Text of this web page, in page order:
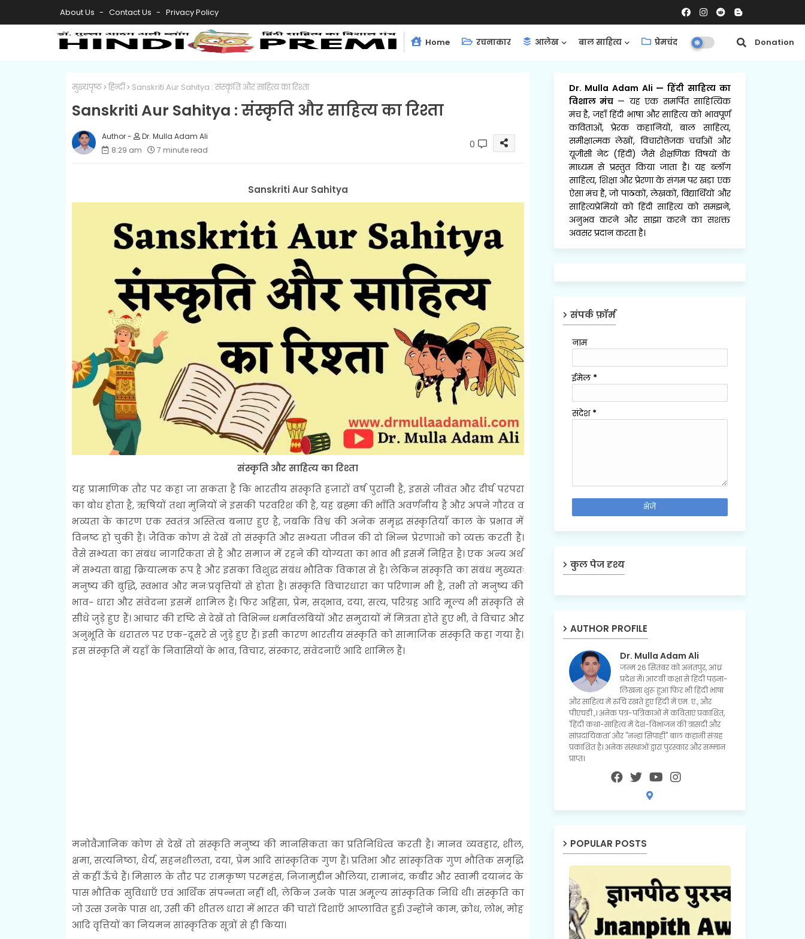
About Us Contact Us Privacy Policy
Home रचनाकार आलेख बाल साहित्य प्रेमचंद समीक्षाएँ Donation
मुख्यपृष्ठ हिन्दी Sanskriti Aur Sahitya : संस्कृति और साहित्य का रिश्ता
Sanskriti Aur Sahitya : संस्कृति और साहित्य का रिश्ता
Dr. Mulla Adam Ali
8:29 am
7 minute read 0
Sanskriti Aur Sahitya
संस्कृति और साहित्य का रिश्ता
यह प्रामाणिक तौर पर कहा जा सकता है कि भारतीय संस्कृति हज़ारों वर्ष पुरानी है, इससे जीवंत और दीर्घ परंपरा
का बोध होता है, ऋषियों तथा मुनियों ने इसकी परवरिश की है, यह ब्रह्मा की भाँति अवर्णनीय है और अपने गौरव व
भव्यता के कारण एक स्वतंत्र अस्तित्व बनाए हुए है, जबकि विश्व की अनेक समृद्ध संस्कृतियाँ काल के प्रभाव में
विनष्ट हो चुकी हैं। जैविक कोण से देखें तो संस्कृति और सभ्यता जीवन की दो भिन्न प्रेरणाओं को व्यक्त करती हैं।
वैसे सभ्यता का संबंध नागरिकता से है और समाज में रहने की योग्यता का भाव भी इसमें निहित है। एक अन्य अर्थ
में सभ्यता बाह्य क्रियात्मक रूप है और इसका विशुद्ध संबंध भौतिक विकास से है। लेकिन संस्कृति का संबंध मुख्यतः
मनुष्य की बुद्धि, स्वभाव और मनःप्रवृत्तियों से होता है। संस्कृति विचारधारा का परिणाम भी है, तभी तो मनुष्य की
भाव- धारा और संवेदना इसमें शामिल हैं। फिर अहिंसा, प्रेम, सद्भाव, दया, सत्य, परिग्रह आदि मूल्य भी संस्कृति से
सीधे जुड़े हुए हैं। आचार की दृष्टि से देखें तो विभिन्न धर्मावलंबियों और समुदायों में मित्रता होते हुए भी, वे विचार और
अनुभूति के धरातल पर एक-दूसरे से जुड़े हुए हैं। इसी कारण भारतीय संस्कृति को सामाजिक संस्कृति कहा गया है।
इस संस्कृति में यहाँ के निवासियों के भाव, विचार, संस्कार, संवेदनाएँ आदि शामिल हैं।
मनोवैज्ञानिक कोण से देखें तो संस्कृति मनुष्य की मानसिकता का प्रतिनिधित्व करती है। मानव व्यवहार, शील,
क्षमा, सत्यनिष्ठा, धैर्य, सहनशीलता, दया, प्रेम आदि सांस्कृतिक गुण हैं। प्रतिभा और सांस्कृतिक गुण भौतिक समृद्धि
से कहीं ऊँचे हैं। मिसाल के तौर पर रामकृष्ण परमहंस, निजामुद्दीन औलिया, रामानंद, कबीर और स्वामी दयानंद के
पास भौतिक सुविधाएँ एवं आर्थिक संपन्नता नहीं थी, लेकिन उनके पास अमूल्य सांस्कृतिक निधि थी। संस्कृति का
जो उत्स उनके पास था, उसी की शीतल धारा में भारत की चारों दिशाएँ आप्लावित हुई। उन्होंने काम, क्रोध, लोभ, मोह
आदि वृत्तियों का नियमन सांस्कृतिक सूत्रों से ही किया।
Dr. Mulla Adam Ali —हिंदी साहित्य का
विशाल मंच — यह एक समर्पित साहित्यिक
मंच है, जहाँ हिंदी भाषा और साहित्य को भावपूर्ण
कविताओं, प्रेरक कहानियों, बाल साहित्य,
समीक्षात्मक लेखों, विचारोत्तेजक चर्चाओं और
यूजीसी नेट (हिंदी) जैसे शैक्षणिक विषयों के
माध्यम से प्रस्तुत किया जाता है। यह ब्लॉग
साहित्य, शिक्षा और प्रेरणा के संगम पर खड़ा एक
ऐसा मंच है, जो पाठकों, लेखकों, विद्यार्थियों और
साहित्यप्रेमियों को हिंदी साहित्य को समझने,
अनुभव करने और साझा करने का सशक्त
अवसर प्रदान करता है।
संपर्क फ़ॉर्म
नाम
ईमेल *
संदेश *
कुल पेज दृश्य
AUTHOR PROFILE
Dr. Mulla Adam Ali
जन्म 26 सितंबर को अनंतपुर, आंध्र
प्रदेश में। आठवीं कक्षा से हिंदी पढ़ना-
लिखना शुरू हुआ फिर भी हिंदी भाषा
और साहित्य में रुचि रखते हुए हिंदी में एम. ए., और
पीएचडी.,। अनेक पत्र-पत्रिकाओं में कविताएं प्रकाशित,
'हिंदी कथा-साहित्य में देश-विभाजन की त्रासदी और
सांप्रदायिकता' और "नन्हा सिपाही" बाल कहानी संग्रह
प्रकाशित है। अनेक संस्थाओं द्वारा पुरस्कार और सम्मान
प्राप्त।
POPULAR POSTS